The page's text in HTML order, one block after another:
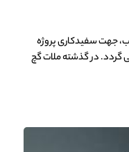
جهت سفیدکاری پروژه
در گذشته ملات گچ